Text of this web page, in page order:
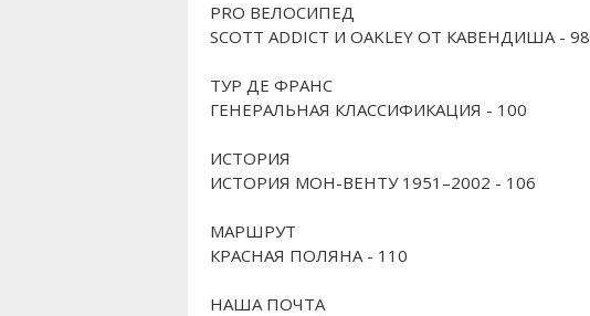
PRO ВЕЛОСИПЕД
SCOTT ADDICT И OAKLEY ОТ КАВЕНДИША - 98
ТУР ДЕ ФРАНС
ГЕНЕРАЛЬНАЯ КЛАССИФИКАЦИЯ - 100
ИСТОРИЯ
ИСТОРИЯ МОН-ВЕНТУ 1951–2002 - 106
МАРШРУТ
КРАСНАЯ ПОЛЯНА - 110
НАША ПОЧТА